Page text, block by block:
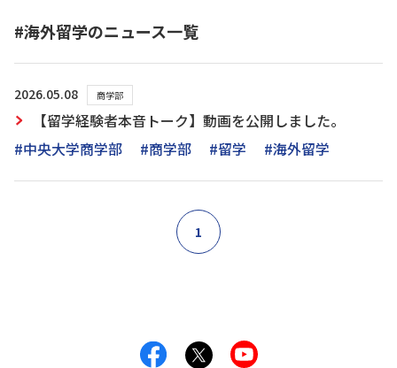
#海外留学のニュース一覧
2026.05.08 商学部
【留学経験者本音トーク】動画を公開しました。
#中央大学商学部
#商学部 #留学 #海外留学
1